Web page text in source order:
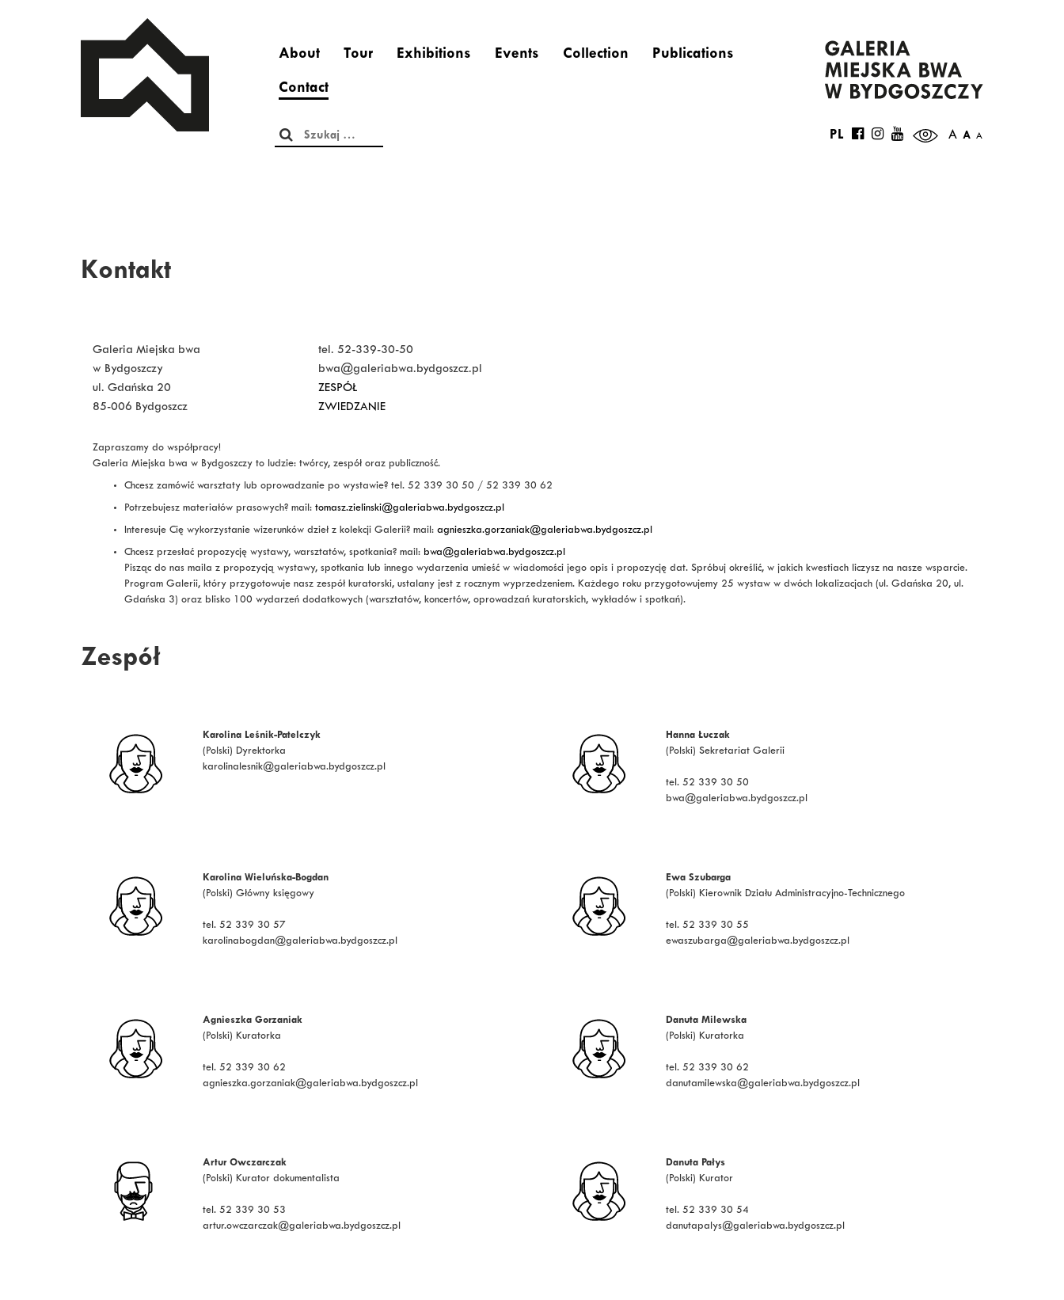
About Tour Exhibitions Events Collection Publications
Contact
Szukaj: A A A
PL
Kontakt
Galeria Miejska bwa
w Bydgoszczy
ul. Gdańska 20
85-006 Bydgoszcz
tel. 52-339-30-50
bwa@galeriabwa.bydgoszcz.pl
ZESPÓŁ
ZWIEDZANIE
Zapraszamy do współpracy!
Galeria Miejska bwa w Bydgoszczy to ludzie: twórcy, zespół oraz publiczność.
Chcesz zamówić warsztaty lub oprowadzanie po wystawie? tel. 52 339 30 50 / 52 339 30 62
Potrzebujesz materiałów prasowych? mail: tomasz.zielinski@galeriabwa.bydgoszcz.pl
Interesuje Cię wykorzystanie wizerunków dzieł z kolekcji Galerii? mail: agnieszka.gorzaniak@galeriabwa.bydgoszcz.pl
Chcesz przesłać propozycję wystawy, warsztatów, spotkania? mail: bwa@galeriabwa.bydgoszcz.pl
Pisząc do nas maila z propozycją wystawy, spotkania lub innego wydarzenia umieść w wiadomości jego opis i propozycję dat. Spróbuj określić, w jakich kwestiach liczysz na nasze wsparcie.
Program Galerii, który przygotowuje nasz zespół kuratorski, ustalany jest z rocznym wyprzedzeniem. Każdego roku przygotowujemy 25 wystaw w dwóch lokalizacjach (ul. Gdańska 20, ul.
Gdańska 3) oraz blisko 100 wydarzeń dodatkowych (warsztatów, koncertów, oprowadzań kuratorskich, wykładów i spotkań).
Zespół
Karolina Leśnik-Patelczyk
(Polski) Dyrektorka
karolinalesnik@galeriabwa.bydgoszcz.pl
Hanna Łuczak
(Polski) Sekretariat Galerii
tel. 52 339 30 50
bwa@galeriabwa.bydgoszcz.pl
Karolina Wieluńska-Bogdan
(Polski) Główny księgowy
tel. 52 339 30 57
karolinabogdan@galeriabwa.bydgoszcz.pl
Ewa Szubarga
(Polski) Kierownik Działu Administracyjno-Technicznego
tel. 52 339 30 55
ewaszubarga@galeriabwa.bydgoszcz.pl
Agnieszka Gorzaniak
(Polski) Kuratorka
tel. 52 339 30 62
agnieszka.gorzaniak@galeriabwa.bydgoszcz.pl
Danuta Milewska
(Polski) Kuratorka
tel. 52 339 30 62
danutamilewska@galeriabwa.bydgoszcz.pl
Artur Owczarczak
(Polski) Kurator dokumentalista
tel. 52 339 30 53
artur.owczarczak@galeriabwa.bydgoszcz.pl
Danuta Pałys
(Polski) Kurator
tel. 52 339 30 54
danutapalys@galeriabwa.bydgoszcz.pl